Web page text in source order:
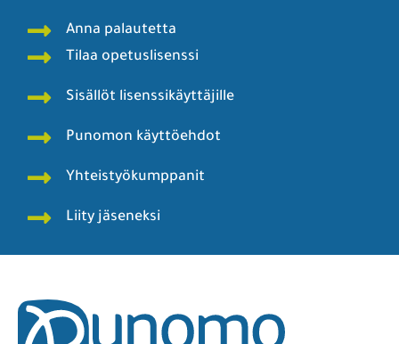
Anna palautetta
Tilaa opetuslisenssi
Sisällöt lisenssikäyttäjille
Punomon käyttöehdot
Yhteistyökumppanit
Liity jäseneksi